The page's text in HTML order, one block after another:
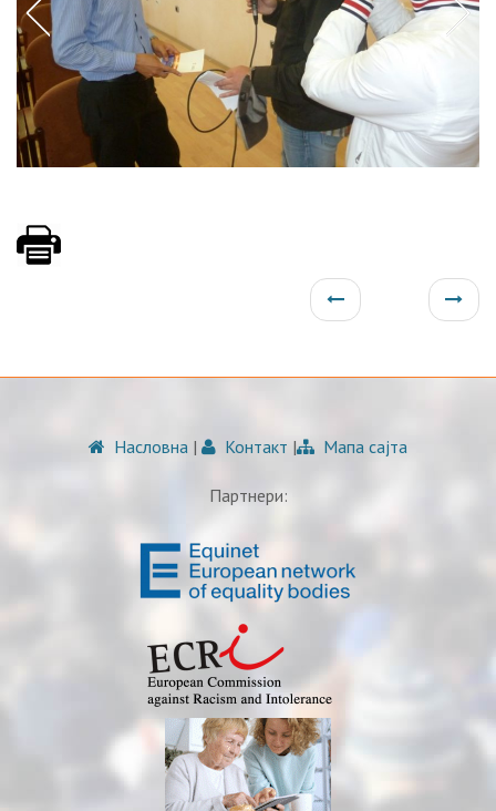
Насловна | Контакт | Мапа сајта
Партнери: